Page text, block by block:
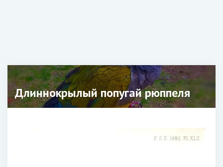
Длиннокрылый попугай рюппеля